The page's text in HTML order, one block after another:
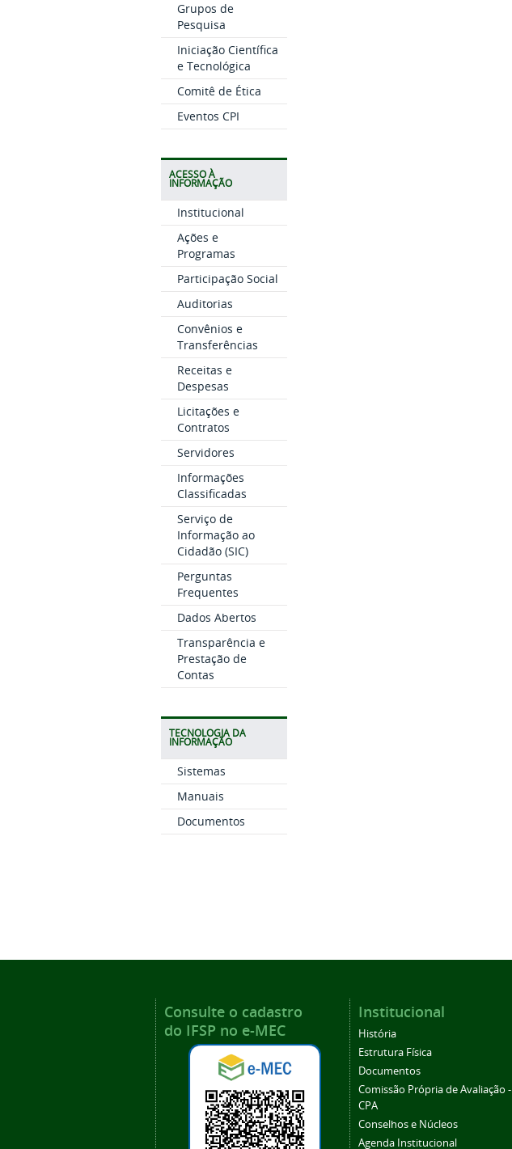
Grupos de
Pesquisa
Iniciação Científica
e Tecnológica
Comitê de Ética
Eventos CPI
ACESSO À
INFORMAÇÃO
Institucional
Ações e
Programas
Participação Social
Auditorias
Convênios e
Transferências
Receitas e
Despesas
Licitações e
Contratos
Servidores
Informações
Classificadas
Serviço de
Informação ao
Cidadão (SIC)
Perguntas
Frequentes
Dados Abertos
Transparência e
Prestação de
Contas
TECNOLOGIA DA
INFORMAÇÃO
Sistemas
Manuais
Documentos
Consulte o cadastro
do IFSP no e-MEC
Institucional
História
Estrutura Física
Documentos
Comissão Própria de Avaliação -
CPA
Conselhos e Núcleos
Agenda Institucional